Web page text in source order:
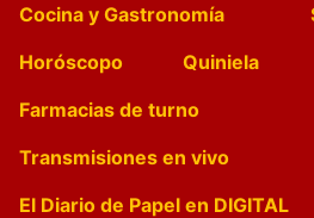
Cocina y Gastronomía
Horóscopo
Quiniela
Farmacias de turno
Transmisiones en vivo
El Diario de Papel en DIGITAL